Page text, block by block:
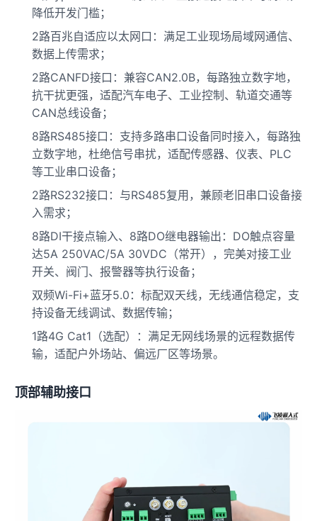
降低开发门槛；
2路百兆自适应以太网口：满足工业现场局域网通信、
数据上传需求；
2路CANFD接口：兼容CAN2.0B，每路独立数字地，
抗干扰更强，适配汽车电子、工业控制、轨道交通等
CAN总线设备；
8路RS485接口：支持多路串口设备同时接入，每路独
立数字地，杜绝信号串扰，适配传感器、仪表、 PLC
等工业串口设备；
2路RS232接口：与RS485复用，兼顾老旧串口设备接
入需求；
8路DI干接点输入、8路DO继电器输出：DO触点容量
达5A 250VAC/5A 30VDC（常开），完美对接工业
开关、阀门、报警器等执行设备；
双频Wi-Fi+蓝牙5.0：标配双天线， 无线通信稳定，支
持设备无线调试、数据传输；
1路4G Cat1（选配）：满足无网线场景的远程数据传
输，适配户外场站、偏远厂区等场景。
顶部辅助接口